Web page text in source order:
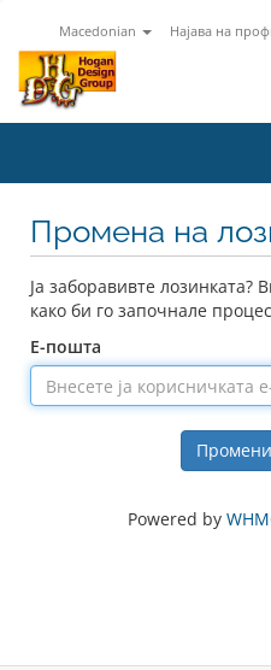
Macedonian Најава на
Промена на
Ја заборавивте лозинката?
како би го започнале
Е-пошта
Powered by